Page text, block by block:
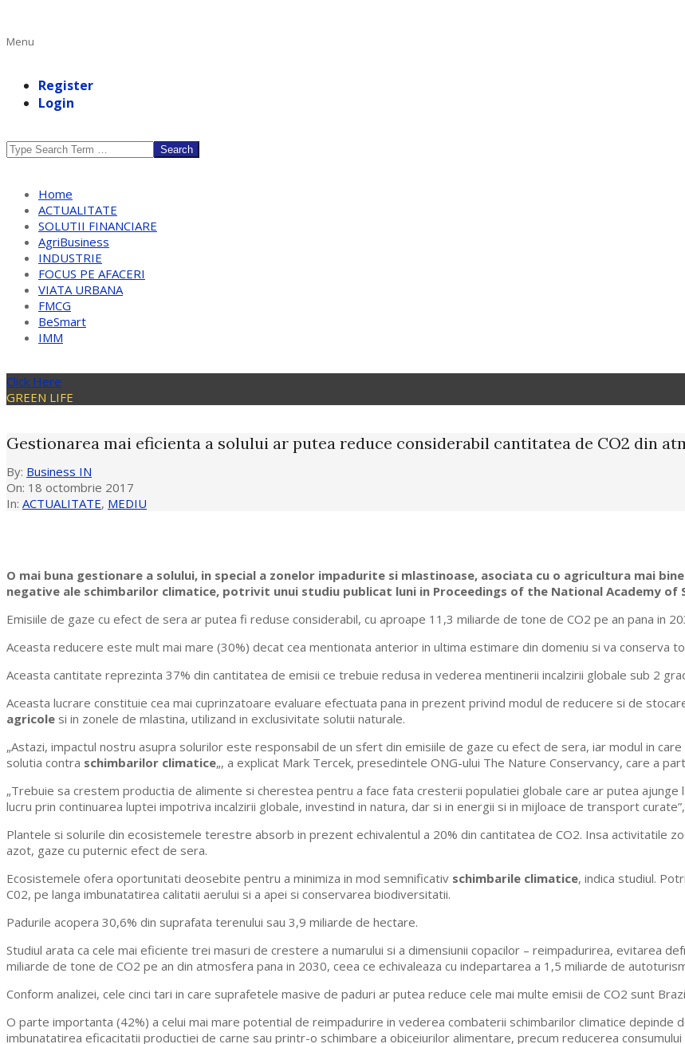
Primary
Menu
Register
Login
Search
Home
ACTUALITATE
SOLUTII FINANCIARE
AgriBusiness
INDUSTRIE
FOCUS PE AFACERI
VIATA URBANA
FMCG
BeSmart
IMM
Click Here
GREEN LIFE
Gestionarea mai eficienta a solului ar putea reduce considerabil cantitatea de CO2 din
By: Business IN
On: 18 octombrie 2017
In: ACTUALITATE, MEDIU
O mai buna gestionare a solului, in special a zonelor impadurite si mlastinoase, asociata cu o agricultura mai
negative ale schimbarilor climatice, potrivit unui studiu publicat luni in Proceedings of the National Academy of
Emisiile de gaze cu efect de sera ar putea fi reduse considerabil, cu aproape 11,3 miliarde de tone de CO2 pe an pana in
Aceasta reducere este mult mai mare (30%) decat cea mentionata anterior in ultima estimare din domeniu si va conserva
Aceasta cantitate reprezinta 37% din cantitatea de emisii ce trebuie redusa in vederea mentinerii incalzirii globale sub 2
Aceasta lucrare constituie cea mai cuprinzatoare evaluare efectuata pana in prezent privind modul de reducere si de
agricole si in zonele de mlastina, utilizand in exclusivitate solutii naturale.
„Astazi, impactul nostru asupra solurilor este responsabil de un sfert din emisiile de gaze cu efect de sera, iar modul in
solutia contra schimbarilor climatice„, a explicat Mark Tercek, presedintele ONG-ului The Nature Conservancy, care a
„Trebuie sa crestem productia de alimente si cherestea pentru a face fata cresterii populatiei globale care ar putea
lucru prin continuarea luptei impotriva incalzirii globale, investind in natura, dar si in energii si in mijloace de transport
Plantele si solurile din ecosistemele terestre absorb in prezent echivalentul a 20% din cantitatea de CO2. Insa activitatile
azot, gaze cu puternic efect de sera.
Ecosistemele ofera oportunitati deosebite pentru a minimiza in mod semnificativ schimbarile climatice, indica studiul.
C02, pe langa imbunatatirea calitatii aerului si a apei si conservarea biodiversitatii.
Padurile acopera 30,6% din suprafata terenului sau 3,9 miliarde de hectare.
Studiul arata ca cele mai eficiente trei masuri de crestere a numarului si a dimensiunii copacilor – reimpadurirea, evitarea
miliarde de tone de CO2 pe an din atmosfera pana in 2030, ceea ce echivaleaza cu indepartarea a 1,5 miliarde de
Conform analizei, cele cinci tari in care suprafetele masive de paduri ar putea reduce cele mai multe emisii de CO2 sunt
O parte importanta (42%) a celui mai mare potential de reimpadurire in vederea combaterii schimbarilor climatice
imbunatatirea eficacitatii productiei de carne sau printr-o schimbare a obiceiurilor alimentare, precum reducerea